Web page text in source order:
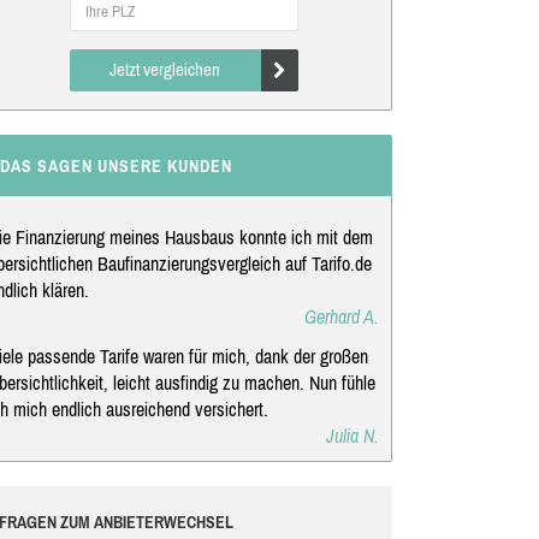
Jetzt vergleichen
DAS SAGEN UNSERE KUNDEN
Finanzierung meines Hausbaus konnte ich mit dem
Baufinanzierungsvergleich auf Tarifo.de
klären.
Gerhard A.
passende Tarife waren für mich, dank der großen
leicht ausfindig zu machen. Nun fühle
mich endlich ausreichend versichert.
Julia N.
FRAGEN ZUM ANBIETERWECHSEL